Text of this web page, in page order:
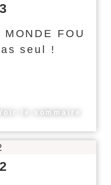
FOU
seul !
le sommaire